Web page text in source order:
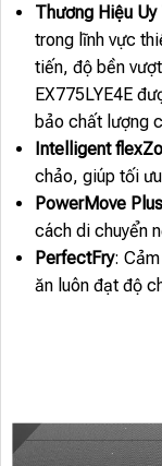
Thương Hiệu Uy
trong lĩnh vực
tiến, độ bền
EX775LYE4E
bảo chất lượng
Intelligent
chảo, giúp tối
PowerMove Plus
cách di chuyển
PerfectFry:
ăn luôn đạt độ